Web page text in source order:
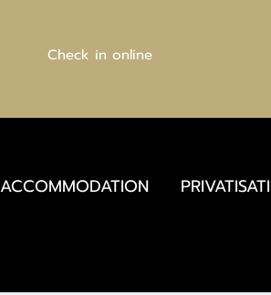
Check in online
ACCOMMODATION